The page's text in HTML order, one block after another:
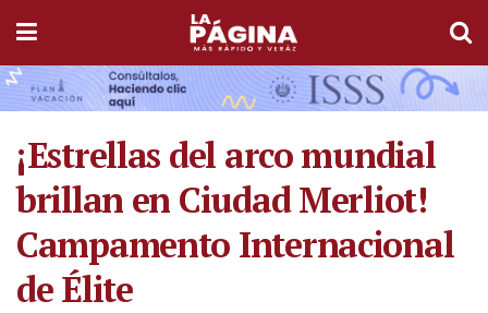
¡Estrellas del arco mundial
brillan en Ciudad Merliot!
Campamento Internacional
de Élite